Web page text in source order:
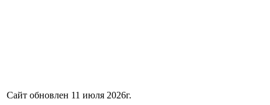
Сайт обновлен 11 июля 2026г.